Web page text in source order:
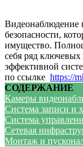
Видеонаблюдение
безопасности,
имущество.
себя ряд
эффективной
по ссылке https://
СОДЕРЖАНИЕ
Камеры
Система записи и
Система
Сетевая
Монтаж и